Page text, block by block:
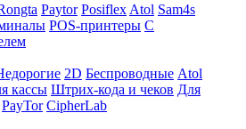
Paytor Posiflex Atol Sam4s
POS-принтеры С
2D Беспроводные Atol
кассы Штрих-кода и чеков Для
PayTor CipherLab